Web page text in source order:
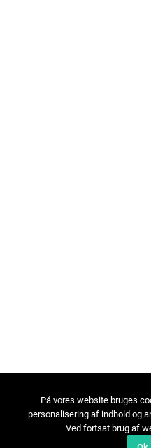
På vores website bruges
personalisering af indhold og
Ved fortsat brug af